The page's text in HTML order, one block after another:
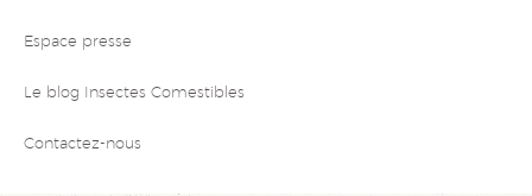
Espace presse
Le blog Insectes Comestibles
Contactez-nous